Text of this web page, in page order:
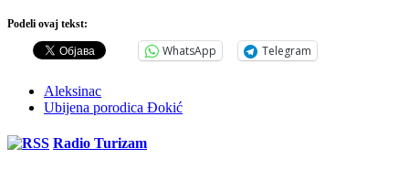
Podeli ovaj tekst:
WhatsApp Telegram
Aleksinac
Ubijena porodica Đokić
Radio Turizam